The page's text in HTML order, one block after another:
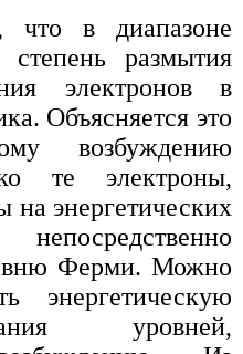
что в диапазоне
степень размытия
электронов в
Объясняется это
возбуждению
те электроны,
на энергетических
Ферми. Можно
энергетическую
уровней,